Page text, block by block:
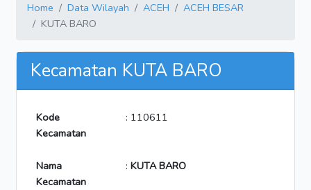
Home Data Wilayah ACEH
ACEH BESAR
KUTA BARO
Kecamatan KUTA BARO
Kode
Kecamatan
: 110611
Nama
Kecamatan
: KUTA BARO